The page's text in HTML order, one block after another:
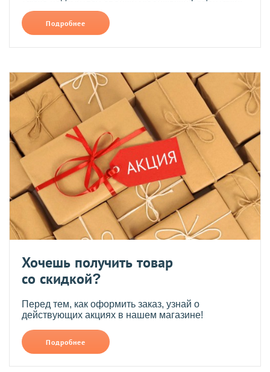
Подробнее
Хочешь получить товар
со скидкой?
Перед тем, как оформить заказ, узнай о
действующих акциях в нашем магазине!
Подробнее